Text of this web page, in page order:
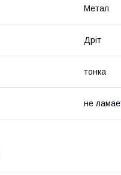
Метал
Дріт
тонка
не